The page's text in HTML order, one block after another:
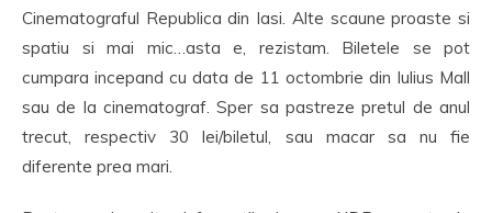
Cinematograful Republica din Iasi. Alte scaune proaste si
spatiu si mai mic…asta e, rezistam. Biletele se pot
cumpara incepand cu data de 11 octombrie din Iulius Mall
sau de la cinematograf. Sper sa pastreze pretul de anul
trecut, respectiv 30 lei/biletul, sau macar sa nu fie
diferente prea mari.